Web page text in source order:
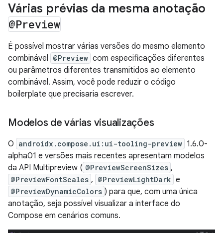
Várias prévias da mesma anotação
@Preview
É possível mostrar várias versões do mesmo elemento
combinável
@Preview com especificações diferentes
ou parâmetros diferentes transmitidos ao elemento
combinável. Assim, você pode reduzir o código
boilerplate que precisaria escrever.
Modelos de várias visualizações
O androidx.compose.ui:ui-tooling-preview 1.6.0-
alpha01 e versões mais recentes apresentam modelos
da API Multipreview ( @PreviewScreenSizes ,
@PreviewFontScales , @PreviewLightDark e
@PreviewDynamicColors ) para que, com uma única
anotação, seja possível visualizar a interface do
Compose em cenários comuns.